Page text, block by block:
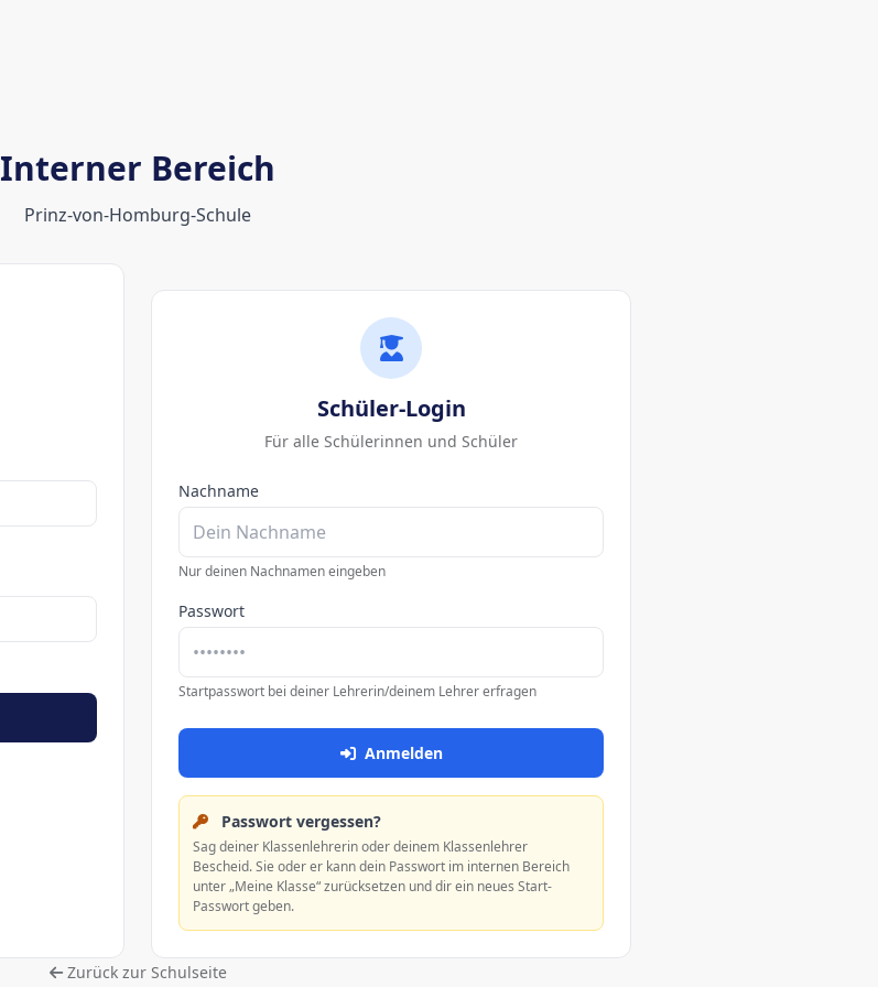
Interner Bereich
Prinz-von-Homburg-Schule
Schüler-Login
Für alle Schülerinnen und Schüler
Nachname
Nur deinen Nachnamen eingeben
Passwort
Startpasswort bei deiner Lehrerin/deinem Lehrer erfragen
Anmelden
Passwort vergessen?
Sag deiner Klassenlehrerin oder deinem Klassenlehrer
Bescheid. Sie oder er kann dein Passwort im internen Bereich
unter „Meine Klasse“ zurücksetzen und dir ein neues Start-
Passwort geben.
Zurück zur Schulseite